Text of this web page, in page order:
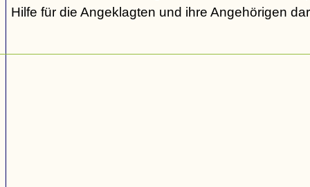
Hilfe für die Angeklagten und ihre Angehörigen